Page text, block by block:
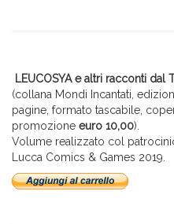
LEUCOSYA e altri racconti dal
(collana Mondi Incantati,
pagine, formato tascabile,
promozione euro 10,00).
Volume realizzato col
Lucca Comics & Games 2019.